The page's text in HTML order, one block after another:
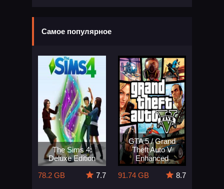
Самое популярное
The Sims 4:
Deluxe Edition
78.2 GB
7.7
GTA 5 / Grand
Theft Auto V
Enhanced
91.74 GB
8.7